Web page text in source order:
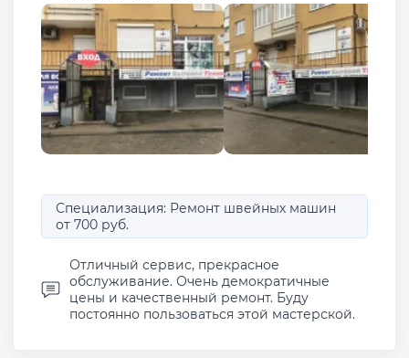
Специализация: Ремонт швейных машин
от 700 руб.
Отличный сервис, прекрасное
обслуживание. Очень демократичные
цены и качественный ремонт. Буду
постоянно пользоваться этой мастерской.